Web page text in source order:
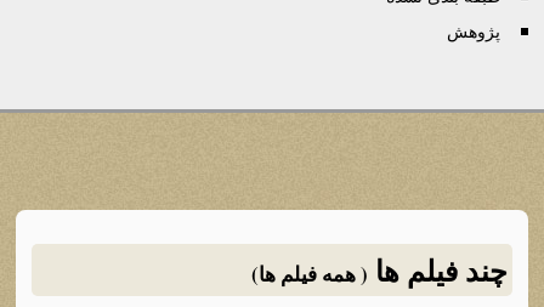
پژوهش
چند فیلم ها ( همه فیلم ها)